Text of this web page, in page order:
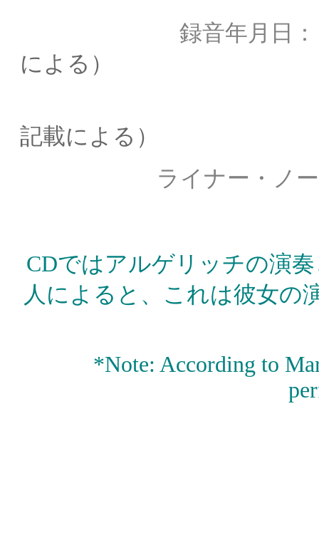
録音年月日
による）
記載による）
ライナー・ノー
CDではアルゲリッチの演
人によると、これは彼女の
*Note: According to